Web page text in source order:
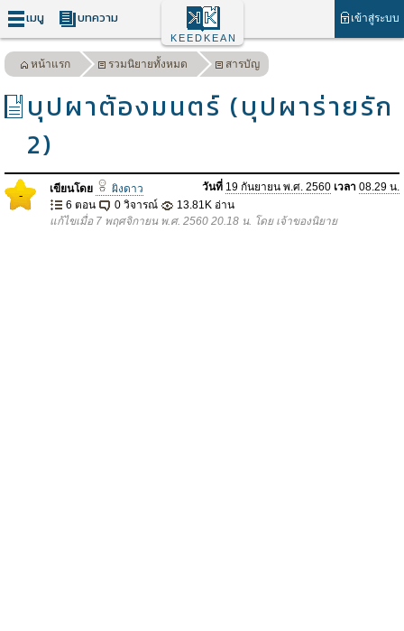
เมนู บทความ เข้าสู่ระบบ
KEEDKEAN
หน้าแรก รวมนิยายทั้งหมด สารบัญ
บุปผาต้องมนตร์ (บุปผาร่ายรัก
2)
- เขียนโดย ผิงดาว วันที่ 19 กันยายน พ.ศ. 2560 เวลา 08.29 น.
6 ตอน
0 วิจารณ์
13.81K อ่าน
แก้ไขเมื่อ 7 พฤศจิกายน พ.ศ. 2560 20.18 น. โดย เจ้าของนิยาย